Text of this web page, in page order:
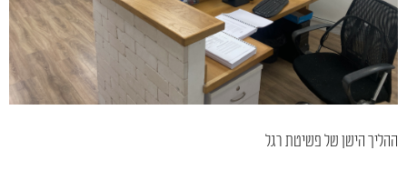
ההליך הישן של פשיטת רגל